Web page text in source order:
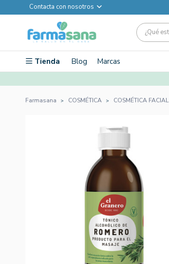
Contacta con nosotros
Tienda Blog Marcas
Farmasana COSMÉTICA COSMÉTICA FACIAL